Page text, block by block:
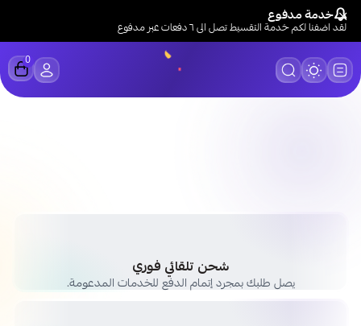
خدمة مدفوع
لقد اضفنا لكم خدمة التقسيط تصل الى ٦ دفعات عبر مدفوع
LUCK STORE
0
شحن تلقائي فوري
يصل طلبك بمجرد إتمام الدفع للخدمات المدعومة.